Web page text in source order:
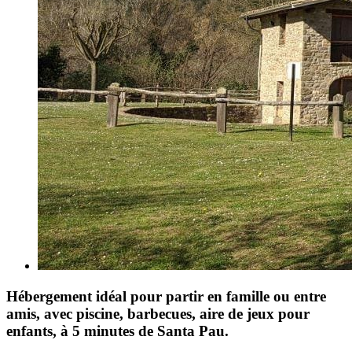
Hébergement idéal pour partir en famille ou entre
amis, avec piscine, barbecues, aire de jeux pour
enfants, à 5 minutes de Santa Pau.